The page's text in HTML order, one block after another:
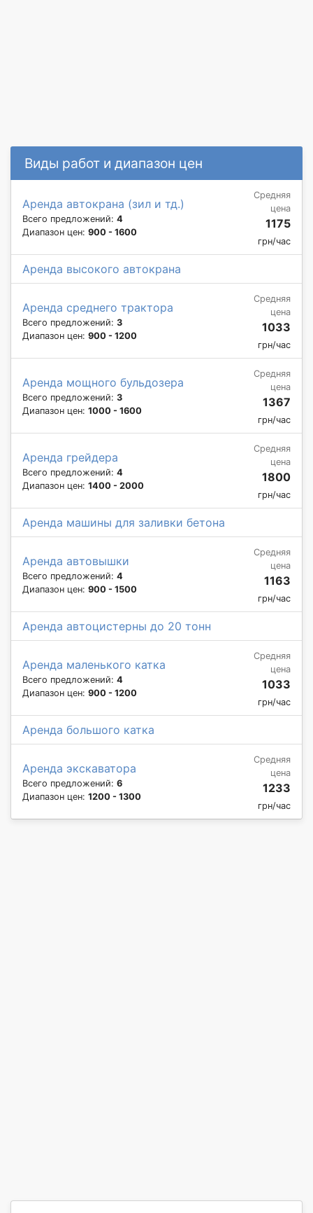
Виды работ и диапазон цен
Аренда автокрана (зил и тд.)
Всего предложений: 4
Диапазон цен: 900 - 1600
Средняя
цена
1175
грн/час
Аренда высокого автокрана
Аренда среднего трактора
Всего предложений: 3
Диапазон цен: 900 - 1200
Средняя
цена
1033
грн/час
Аренда мощного бульдозера
Всего предложений: 3
Диапазон цен: 1000 - 1600
Средняя
цена
1367
грн/час
Аренда грейдера
Всего предложений: 4
Диапазон цен: 1400 - 2000
Средняя
цена
1800
грн/час
Аренда машины для заливки бетона
Аренда автовышки
Всего предложений: 4
Диапазон цен: 900 - 1500
Средняя
цена
1163
грн/час
Аренда автоцистерны до 20 тонн
Аренда маленького катка
Всего предложений: 4
Диапазон цен: 900 - 1200
Средняя
цена
1033
грн/час
Аренда большого катка
Аренда экскаватора
Всего предложений: 6
Диапазон цен: 1200 - 1300
Средняя
цена
1233
грн/час